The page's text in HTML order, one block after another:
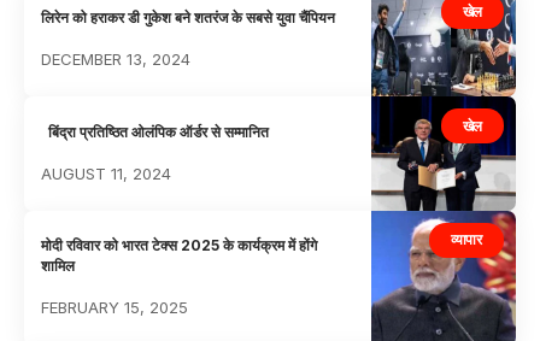
खेल
लिरेन को हराकर डी गुकेश बने शतरंज के सबसे युवा चैंपियन
DECEMBER 13, 2024
खेल
बिंद्रा प्रतिष्ठित ओलंपिक ऑर्डर से सम्मानित
AUGUST 11, 2024
व्यापार
मोदी रविवार को भारत टेक्स 2025 के कार्यक्रम में होंगे
शामिल
FEBRUARY 15, 2025